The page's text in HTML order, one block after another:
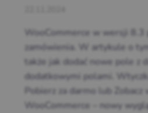
WooCommerce w wersji
zamówienia. W artykule o
także jak dodać nowe pole z
dodatkowymi polami.
Pobierz za darmo lub
WooCommerce – nowy